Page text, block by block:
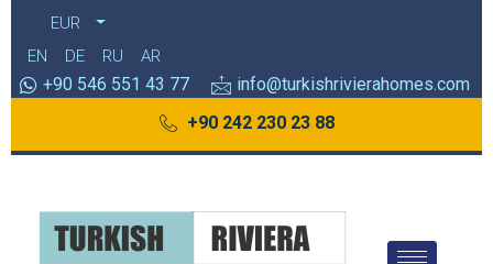
EUR
EN
DE RU AR
+90 546 551 43 77
info@turkishrivierahomes.com
+90 242 230 23 88